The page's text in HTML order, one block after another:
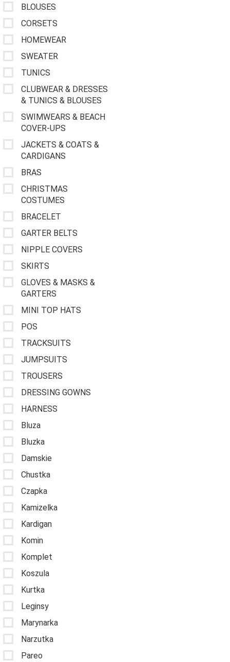
BLOUSES
CORSETS
HOMEWEAR
SWEATER
TUNICS
CLUBWEAR & DRESSES
& TUNICS & BLOUSES
SWIMWEARS & BEACH
COVER-UPS
JACKETS & COATS &
CARDIGANS
BRAS
CHRISTMAS
COSTUMES
BRACELET
GARTER BELTS
NIPPLE COVERS
SKIRTS
GLOVES & MASKS &
GARTERS
MINI TOP HATS
POS
TRACKSUITS
JUMPSUITS
TROUSERS
DRESSING GOWNS
HARNESS
Bluza
Bluzka
Damskie
Chustka
Czapka
Kamizelka
Kardigan
Komin
Komplet
Koszula
Kurtka
Leginsy
Marynarka
Narzutka
Pareo